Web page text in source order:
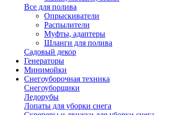
Все для полива
Опрыскиватели
Распылители
Муфты, адаптеры
Шланги для полива
Садовый декор
Генераторы
Минимойки
Снегоуборочная техника
Снегоуборщики
Ледорубы
Лопаты для уборки снега